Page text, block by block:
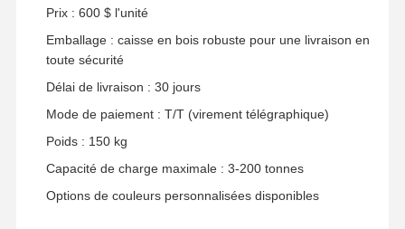
Prix ​​: 600 $ l'unité
Emballage : caisse en bois robuste pour une livraison en
toute sécurité
Délai de livraison : 30 jours
Mode de paiement : T/T (virement télégraphique)
Poids : 150 kg
Capacité de charge maximale : 3-200 tonnes
Options de couleurs personnalisées disponibles